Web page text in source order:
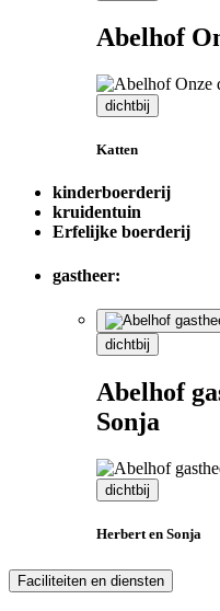
Abelhof
dichtbij
Katten
kinderboerderij
kruidentuin
Erfelijke boerderij
gastheer:
dichtbij
Abelhof
Sonja
dichtbij
Herbert en Sonja
Faciliteiten en diensten